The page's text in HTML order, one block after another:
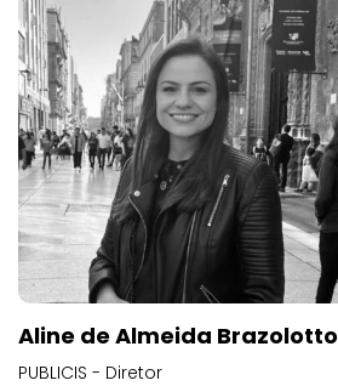
Aline de Almeida Brazolotto
PUBLICIS - Diretor